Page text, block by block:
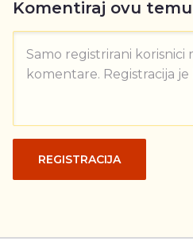
Komentiraj ovu temu
Samo registrirani korisnici
komentare. Registracija
REGISTRACIJA